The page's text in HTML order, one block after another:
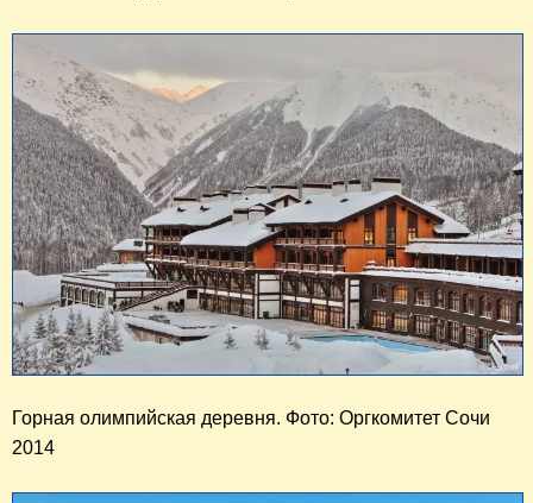
Горная олимпийская деревня. Фото: Оргкомитет Сочи
2014